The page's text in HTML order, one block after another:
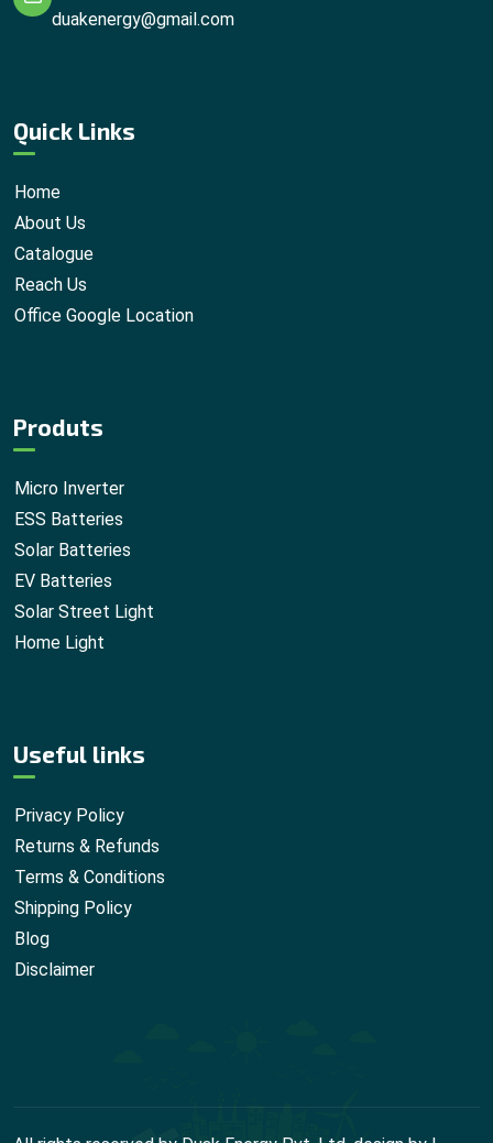
duakenergy@gmail.com
Quick Links
Home
About Us
Catalogue
Reach Us
Office Google Location
Produts
Micro Inverter
ESS Batteries
Solar Batteries
EV Batteries
Solar Street Light
Home Light
Useful links
Privacy Policy
Returns & Refunds
Terms & Conditions
Shipping Policy
Blog
Disclaimer